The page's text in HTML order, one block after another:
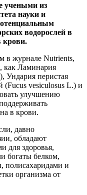
учеными из
науки и
водорослей в
крови.
в журнале Nutrients,
как Ламинария
Ундария перистая
vesiculosus L.) и
улучшению
в крови.
давно
обладают
для здоровья,
богаты белком,
полисахаридами и
организма от